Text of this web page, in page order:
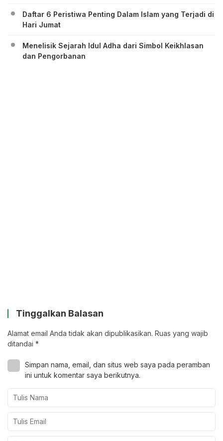
Daftar 6 Peristiwa Penting Dalam Islam yang Terjadi di
Hari Jumat
Menelisik Sejarah Idul Adha dari Simbol Keikhlasan
dan Pengorbanan
Tinggalkan Balasan
Alamat email Anda tidak akan dipublikasikan. Ruas yang wajib
ditandai *
Simpan nama, email, dan situs web saya pada peramban
ini untuk komentar saya berikutnya.